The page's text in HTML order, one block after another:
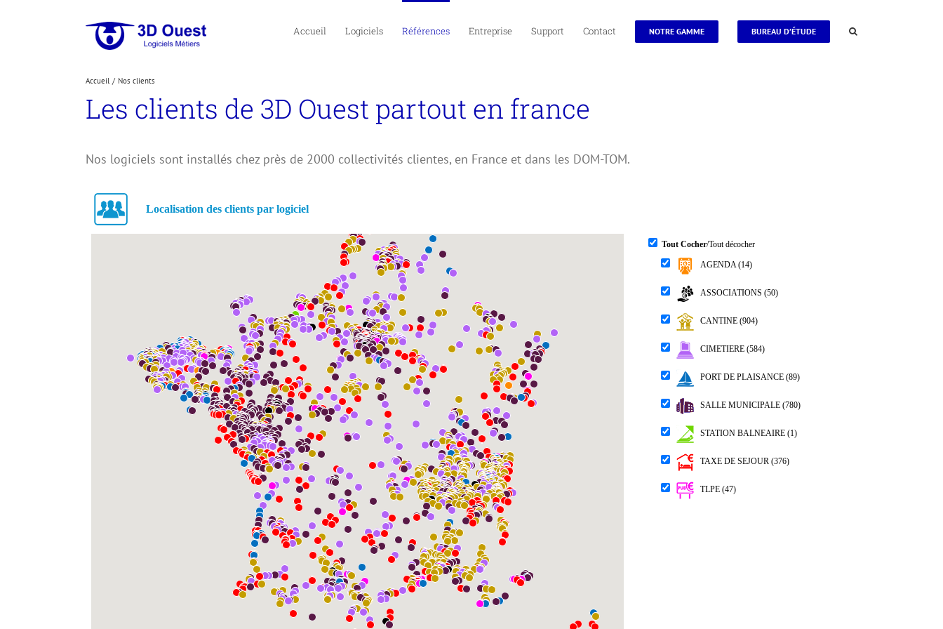
Accueil Logiciels Références Entreprise Support Contact NOTRE GAMME BUREAU D’ÉTUDE
Accueil Nos clients
Les clients de 3D Ouest partout en france
Nos logiciels sont installés chez près de 2000 collectivités clientes, en France et dans les DOM-TOM.